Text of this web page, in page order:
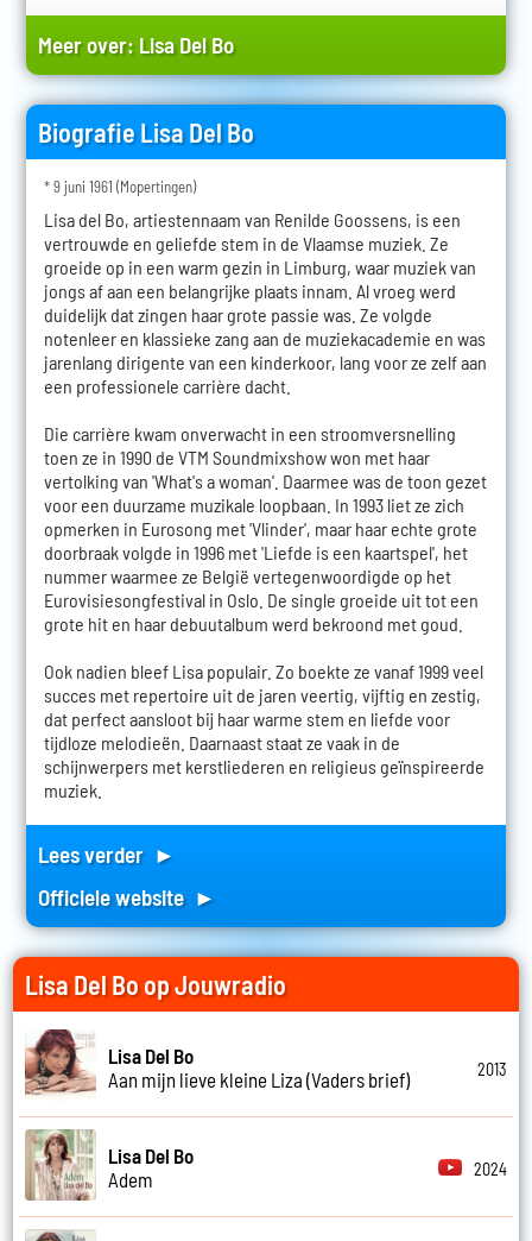
Meer over: Lisa Del Bo
Biografie Lisa Del Bo
* 9 juni 1961 (Mopertingen)
Lisa del Bo, artiestennaam van Renilde Goossens, is een
vertrouwde en geliefde stem in de Vlaamse muziek. Ze
groeide op in een warm gezin in Limburg, waar muziek van
jongs af aan een belangrijke plaats innam. Al vroeg werd
duidelijk dat zingen haar grote passie was. Ze volgde
notenleer en klassieke zang aan de muziekacademie en was
jarenlang dirigente van een kinderkoor, lang voor ze zelf aan
een professionele carrière dacht.
Die carrière kwam onverwacht in een stroomversnelling
toen ze in 1990 de VTM Soundmixshow won met haar
vertolking van 'What's a woman'. Daarmee was de toon gezet
voor een duurzame muzikale loopbaan. In 1993 liet ze zich
opmerken in Eurosong met 'Vlinder', maar haar echte grote
doorbraak volgde in 1996 met 'Liefde is een kaartspel', het
nummer waarmee ze België vertegenwoordigde op het
Eurovisiesongfestival in Oslo. De single groeide uit tot een
grote hit en haar debuutalbum werd bekroond met goud.
Ook nadien bleef Lisa populair. Zo boekte ze vanaf 1999 veel
succes met repertoire uit de jaren veertig, vijftig en zestig,
dat perfect aansloot bij haar warme stem en liefde voor
tijdloze melodieën. Daarnaast staat ze vaak in de
schijnwerpers met kerstliederen en religieus geïnspireerde
muziek.
Lees verder ►
Officiele website ►
Lisa Del Bo op Jouwradio
Lisa Del Bo
Aan mijn lieve kleine Liza (Vaders brief)
2013
Lisa Del Bo
Adem
2024